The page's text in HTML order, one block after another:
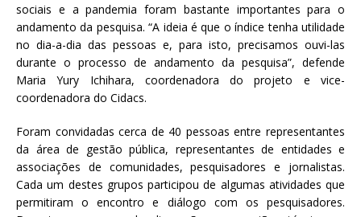
sociais e a pandemia foram bastante importantes para o
andamento da pesquisa. “A ideia é que o índice tenha utilidade
no dia-a-dia das pessoas e, para isto, precisamos ouvi-las
durante o processo de andamento da pesquisa”, defende
Maria Yury Ichihara, coordenadora do projeto e vice-
coordenadora do Cidacs.
Foram convidadas cerca de 40 pessoas entre representantes
da área de gestão pública, representantes de entidades e
associações de comunidades, pesquisadores e jornalistas.
Cada um destes grupos participou de algumas atividades que
permitiram o encontro e diálogo com os pesquisadores.